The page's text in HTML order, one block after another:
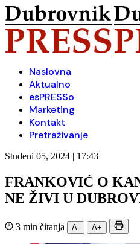
Naslovna
Aktualno
esPRESSo
Marketing
Kontakt
Pretraživanje
Studeni 05, 2024 | 17:43
FRANKOVIĆ O
NE ŽIVI U
3 min čitanja A- A+